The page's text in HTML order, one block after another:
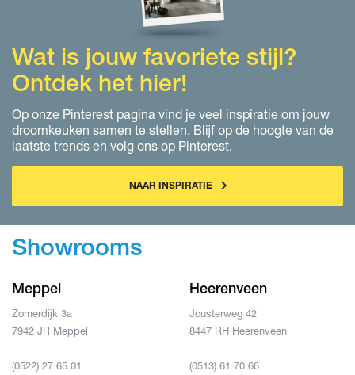
Wat is jouw favoriete stijl?
Ontdek het hier!
Op onze Pinterest pagina vind je veel inspiratie om jouw
droomkeuken samen te stellen. Blijf op de hoogte van de
laatste trends en volg ons op Pinterest.
NAAR INSPIRATIE
Showrooms
Meppel
Zomerdijk 3a
7942 JR Meppel
(0522) 27 65 01
Heerenveen
Jousterweg 42
8447 RH Heerenveen
(0513) 61 70 66